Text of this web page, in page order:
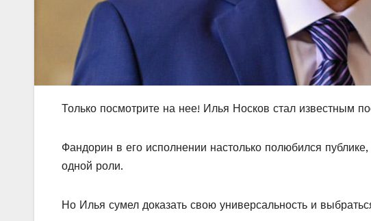
Только посмотрите на нее! Илья Носков стал известным
Фандорин в его исполнении настолько полюбился
одной роли.
Но Илья сумел доказать свою универсальность и